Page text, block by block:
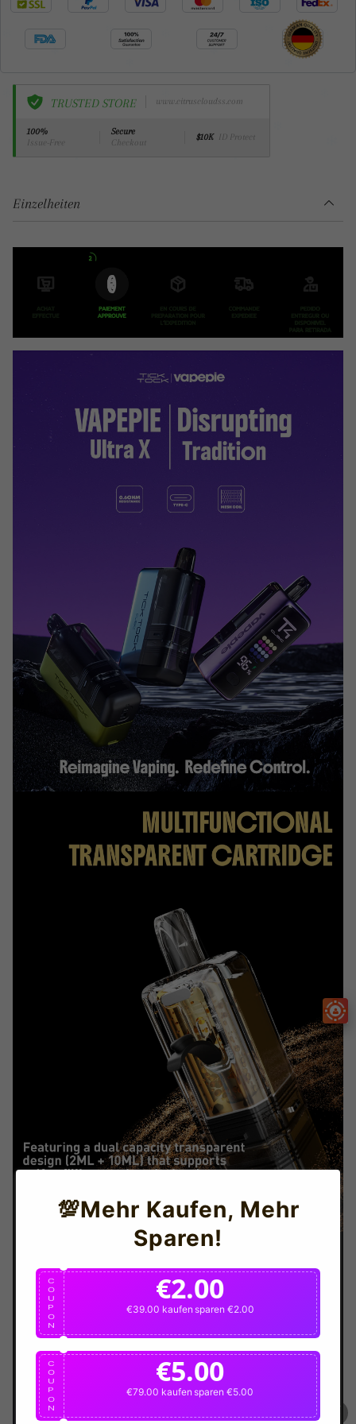
TRUSTED STORE www.citruscloudss.com
100%
Issue-Free
Secure
Checkout
$10K ID Protect
TRUSTED STORE
www.citruscloudss.com
This store has earned the following certifications.
100% Issue-Free
Einzelheiten
💯Mehr Kaufen, Mehr
Sparen!
C
O
U
P
O
N
€2.00
€39.00 kaufen sparen €2.00
C
O
U
P
O
N
€5.00
€79.00 kaufen sparen €5.00